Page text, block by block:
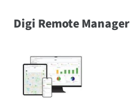
Digi Remote Manager